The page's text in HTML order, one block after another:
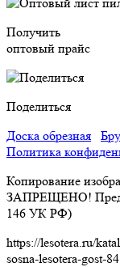
Получить
оптовый прайс
Поделиться
Доска обрезная
Политика
Копирование
ЗАПРЕЩЕНО!
146 УК РФ)
https://lesotera.ru/
sosna-lesotera-gost-